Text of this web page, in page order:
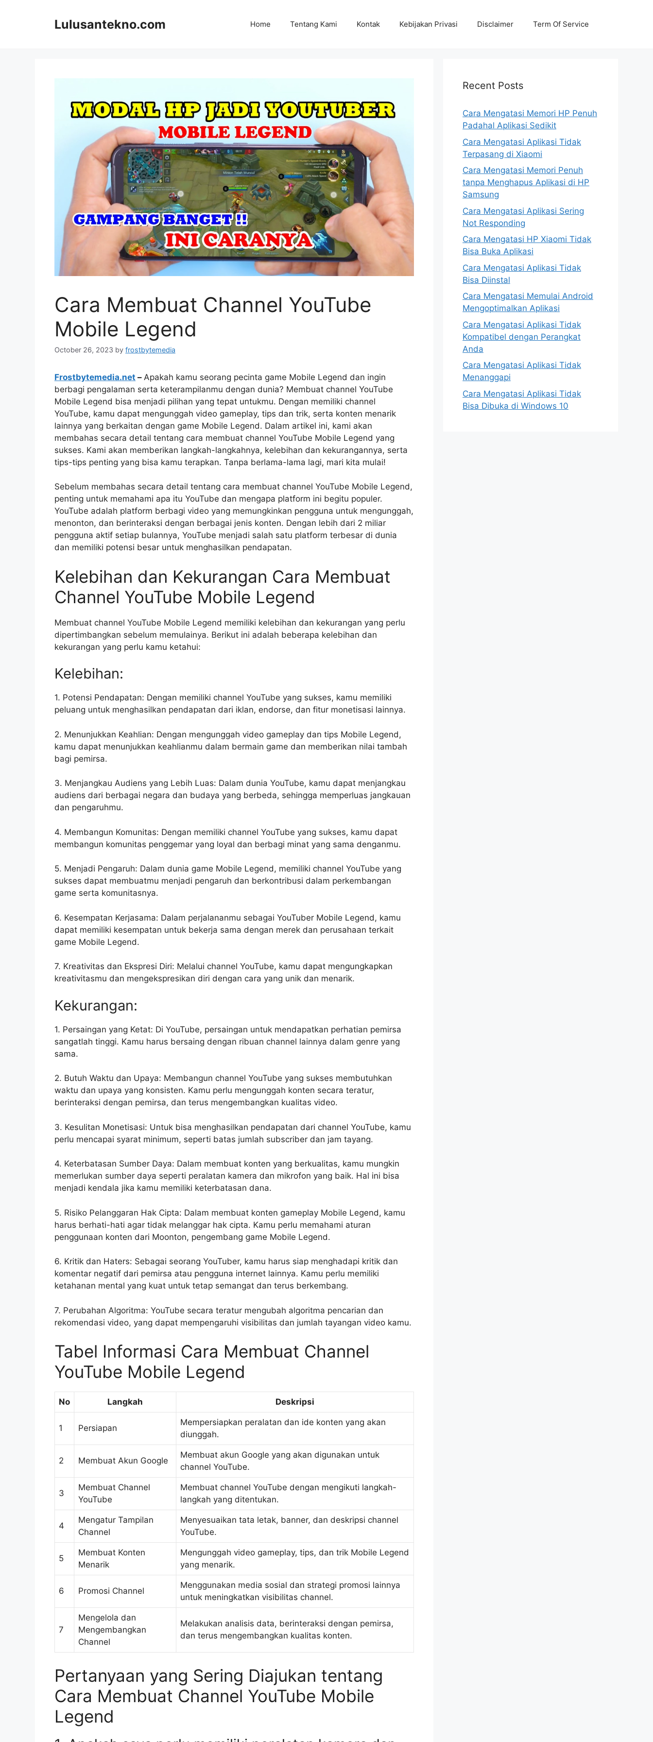
Lulusantekno.com Home Tentang Kami Kontak Kebijakan Privasi Disclaimer Term Of Service
Cara Membuat Channel YouTube
Mobile Legend
October 26, 2023 by frostbytemedia
Frostbytemedia.net – Apakah kamu seorang pecinta game Mobile Legend dan ingin
berbagi pengalaman serta keterampilanmu dengan dunia? Membuat channel YouTube
Mobile Legend bisa menjadi pilihan yang tepat untukmu. Dengan memiliki channel
YouTube, kamu dapat mengunggah video gameplay, tips dan trik, serta konten menarik
lainnya yang berkaitan dengan game Mobile Legend. Dalam artikel ini, kami akan
membahas secara detail tentang cara membuat channel YouTube Mobile Legend yang
sukses. Kami akan memberikan langkah-langkahnya, kelebihan dan kekurangannya, serta
tips-tips penting yang bisa kamu terapkan. Tanpa berlama-lama lagi, mari kita mulai!
Sebelum membahas secara detail tentang cara membuat channel YouTube Mobile Legend,
penting untuk memahami apa itu YouTube dan mengapa platform ini begitu populer.
YouTube adalah platform berbagi video yang memungkinkan pengguna untuk mengunggah,
menonton, dan berinteraksi dengan berbagai jenis konten. Dengan lebih dari 2 miliar
pengguna aktif setiap bulannya, YouTube menjadi salah satu platform terbesar di dunia
dan memiliki potensi besar untuk menghasilkan pendapatan.
Kelebihan dan Kekurangan Cara Membuat
Channel YouTube Mobile Legend
Membuat channel YouTube Mobile Legend memiliki kelebihan dan kekurangan yang perlu
dipertimbangkan sebelum memulainya. Berikut ini adalah beberapa kelebihan dan
kekurangan yang perlu kamu ketahui:
Kelebihan:
1. Potensi Pendapatan: Dengan memiliki channel YouTube yang sukses, kamu memiliki
peluang untuk menghasilkan pendapatan dari iklan, endorse, dan fitur monetisasi lainnya.
2. Menunjukkan Keahlian: Dengan mengunggah video gameplay dan tips Mobile Legend,
kamu dapat menunjukkan keahlianmu dalam bermain game dan memberikan nilai tambah
bagi pemirsa.
3. Menjangkau Audiens yang Lebih Luas: Dalam dunia YouTube, kamu dapat menjangkau
audiens dari berbagai negara dan budaya yang berbeda, sehingga memperluas jangkauan
dan pengaruhmu.
4. Membangun Komunitas: Dengan memiliki channel YouTube yang sukses, kamu dapat
membangun komunitas penggemar yang loyal dan berbagi minat yang sama denganmu.
5. Menjadi Pengaruh: Dalam dunia game Mobile Legend, memiliki channel YouTube yang
sukses dapat membuatmu menjadi pengaruh dan berkontribusi dalam perkembangan
game serta komunitasnya.
6. Kesempatan Kerjasama: Dalam perjalananmu sebagai YouTuber Mobile Legend, kamu
dapat memiliki kesempatan untuk bekerja sama dengan merek dan perusahaan terkait
game Mobile Legend.
7. Kreativitas dan Ekspresi Diri: Melalui channel YouTube, kamu dapat mengungkapkan
kreativitasmu dan mengekspresikan diri dengan cara yang unik dan menarik.
Kekurangan:
1. Persaingan yang Ketat: Di YouTube, persaingan untuk mendapatkan perhatian pemirsa
sangatlah tinggi. Kamu harus bersaing dengan ribuan channel lainnya dalam genre yang
sama.
2. Butuh Waktu dan Upaya: Membangun channel YouTube yang sukses membutuhkan
waktu dan upaya yang konsisten. Kamu perlu mengunggah konten secara teratur,
berinteraksi dengan pemirsa, dan terus mengembangkan kualitas video.
3. Kesulitan Monetisasi: Untuk bisa menghasilkan pendapatan dari channel YouTube, kamu
perlu mencapai syarat minimum, seperti batas jumlah subscriber dan jam tayang.
4. Keterbatasan Sumber Daya: Dalam membuat konten yang berkualitas, kamu mungkin
memerlukan sumber daya seperti peralatan kamera dan mikrofon yang baik. Hal ini bisa
menjadi kendala jika kamu memiliki keterbatasan dana.
5. Risiko Pelanggaran Hak Cipta: Dalam membuat konten gameplay Mobile Legend, kamu
harus berhati-hati agar tidak melanggar hak cipta. Kamu perlu memahami aturan
penggunaan konten dari Moonton, pengembang game Mobile Legend.
6. Kritik dan Haters: Sebagai seorang YouTuber, kamu harus siap menghadapi kritik dan
komentar negatif dari pemirsa atau pengguna internet lainnya. Kamu perlu memiliki
ketahanan mental yang kuat untuk tetap semangat dan terus berkembang.
7. Perubahan Algoritma: YouTube secara teratur mengubah algoritma pencarian dan
rekomendasi video, yang dapat mempengaruhi visibilitas dan jumlah tayangan video kamu.
Tabel Informasi Cara Membuat Channel
YouTube Mobile Legend
No Langkah Deskripsi
1 Persiapan
Mempersiapkan peralatan dan ide konten yang akan
diunggah.
2 Membuat Akun Google
Membuat akun Google yang akan digunakan untuk
channel YouTube.
3
Membuat Channel
YouTube
Membuat channel YouTube dengan mengikuti langkah-
langkah yang ditentukan.
4
Mengatur Tampilan
Channel
Menyesuaikan tata letak, banner, dan deskripsi channel
YouTube.
5
Membuat Konten
Menarik
Mengunggah video gameplay, tips, dan trik Mobile Legend
yang menarik.
6 Promosi Channel
Menggunakan media sosial dan strategi promosi lainnya
untuk meningkatkan visibilitas channel.
7
Mengelola dan
Mengembangkan
Channel
Melakukan analisis data, berinteraksi dengan pemirsa,
dan terus mengembangkan kualitas konten.
Pertanyaan yang Sering Diajukan tentang
Cara Membuat Channel YouTube Mobile
Legend
Recent Posts
Cara Mengatasi Memori HP Penuh
Padahal Aplikasi Sedikit
Cara Mengatasi Aplikasi Tidak
Terpasang di Xiaomi
Cara Mengatasi Memori Penuh
tanpa Menghapus Aplikasi di HP
Samsung
Cara Mengatasi Aplikasi Sering
Not Responding
Cara Mengatasi HP Xiaomi Tidak
Bisa Buka Aplikasi
Cara Mengatasi Aplikasi Tidak
Bisa Diinstal
Cara Mengatasi Memulai Android
Mengoptimalkan Aplikasi
Cara Mengatasi Aplikasi Tidak
Kompatibel dengan Perangkat
Anda
Cara Mengatasi Aplikasi Tidak
Menanggapi
Cara Mengatasi Aplikasi Tidak
Bisa Dibuka di Windows 10